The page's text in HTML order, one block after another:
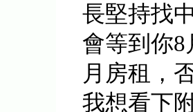
長堅持找
會等到你
月房租，
我想看下